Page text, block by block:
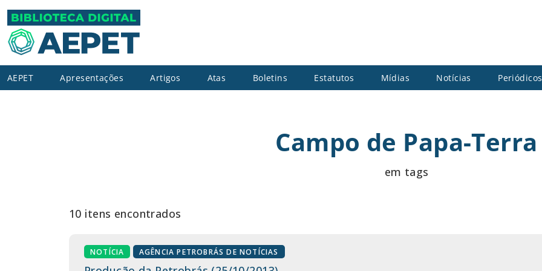
AEPET Apresentações Artigos Atas Boletins Estatutos Mídias Notícias Periódicos
Campo de Papa-Terra
em tags
10 itens encontrados
NOTÍCIA AGÊNCIA PETROBRÁS DE NOTÍCIAS